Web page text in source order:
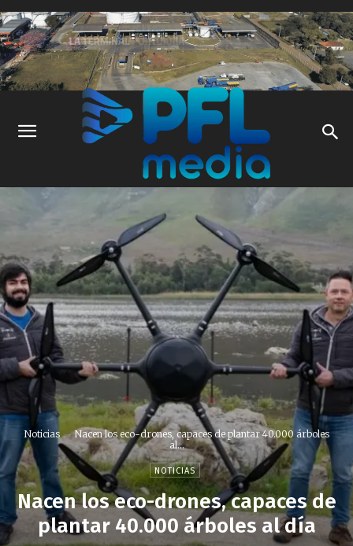
Noticias
Nacen los eco-drones, capaces de plantar 40.000 árboles
al...
NOTICIAS
Nacen los eco-drones, capaces de
plantar 40.000 árboles al día